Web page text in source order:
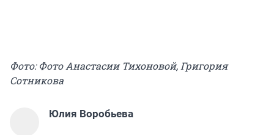
Фото: Фото Анастасии Тихоновой, Григория
Сотникова
Юлия Воробьева